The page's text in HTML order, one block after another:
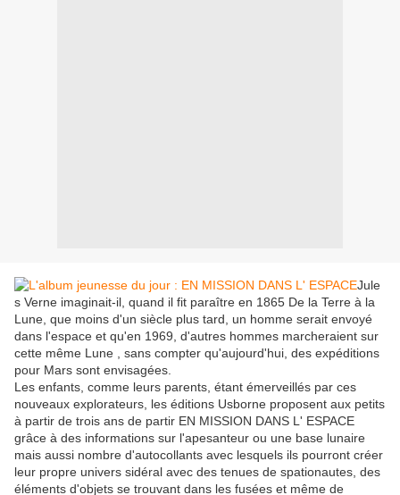
Jule
s Verne imaginait-il, quand il fit paraître en 1865 De la Terre à la
Lune, que moins d'un siècle plus tard, un homme serait envoyé
dans l'espace et qu'en 1969, d'autres hommes marcheraient sur
cette même Lune , sans compter qu'aujourd'hui, des expéditions
pour Mars sont envisagées.
Les enfants, comme leurs parents, étant émerveillés par ces
nouveaux explorateurs, les éditions Usborne proposent aux petits
à partir de trois ans de partir EN MISSION DANS L' ESPACE
grâce à des informations sur l'apesanteur ou une base lunaire
mais aussi nombre d'autocollants avec lesquels ils pourront créer
leur propre univers sidéral avec des tenues de spationautes, des
éléments d'objets se trouvant dans les fusées et même de